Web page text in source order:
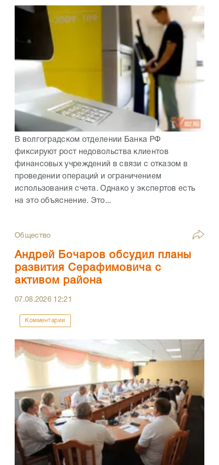
В волгоградском отделении Банка РФ
фиксируют рост недовольства клиентов
финансовых учреждений в связи с отказом в
проведении операций и ограничением
использования счета. Однако у экспертов есть
на это объяснение. Это...
Общество
Андрей Бочаров обсудил планы
развития Серафимовича с
активом района
07.08.2026 12:21
Комментарии